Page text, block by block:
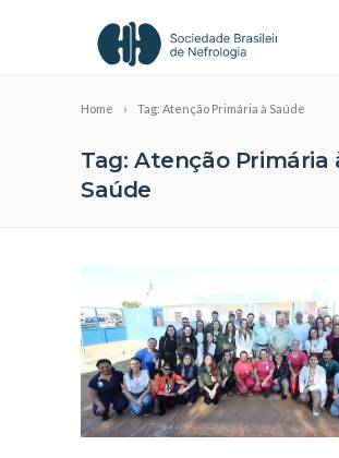
Home Tag: Atenção Primária à Saúde
Tag: Atenção Primária
Saúde